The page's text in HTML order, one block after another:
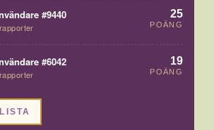
#9440 25
POÄNG
#6042 19
POÄNG